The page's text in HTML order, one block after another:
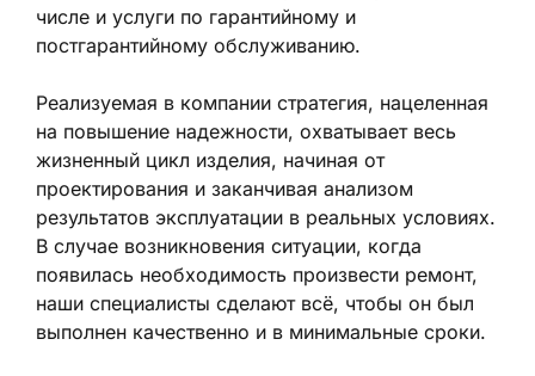
числе и услуги по гарантийному и
постгарантийному обслуживанию.
Реализуемая в компании стратегия, нацеленная
на повышение надежности, охватывает весь
жизненный цикл изделия, начиная от
проектирования и заканчивая анализом
результатов эксплуатации в реальных условиях.
В случае возникновения ситуации, когда
появилась необходимость произвести ремонт,
наши специалисты сделают всё, чтобы он был
выполнен качественно и в минимальные сроки.